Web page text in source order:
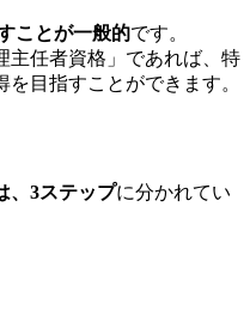
ことが一般的です。
主任者資格」であれば、特
目指すことができます。
、3ステップに分かれてい